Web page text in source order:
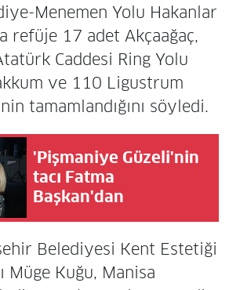
Menemen Yolu Hakanlar
refüje 17 adet Akçaağaç,
Caddesi Ring Yolu
ve 110 Ligustrum
tamamlandığını söyledi.
'Pişmaniye Güzeli'nin
tacı Fatma
Başkan'dan
Belediyesi Kent Estetiği
Müge Kuğu, Manisa